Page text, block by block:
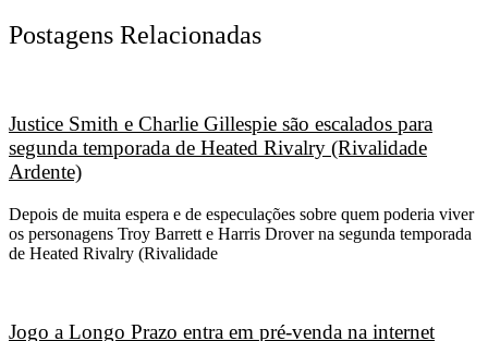
Postagens Relacionadas
Justice Smith e Charlie Gillespie são escalados para
segunda temporada de Heated Rivalry (Rivalidade
Ardente)
Depois de muita espera e de especulações sobre quem poderia viver
os personagens Troy Barrett e Harris Drover na segunda temporada
de Heated Rivalry (Rivalidade
Jogo a Longo Prazo entra em pré-venda na internet